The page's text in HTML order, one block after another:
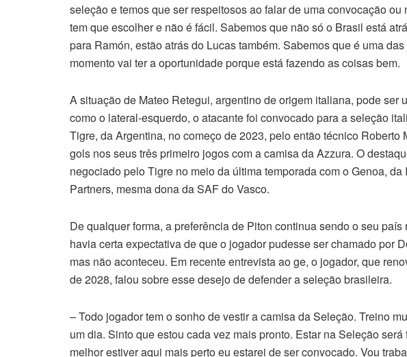
seleção e temos que ser respeitosos ao falar de uma convocação
tem que escolher e não é fácil. Sabemos que não só o Brasil está
para Ramón, estão atrás do Lucas também. Sabemos que é uma
momento vai ter a oportunidade porque está fazendo as coisas bem.
A situação de Mateo Retegui, argentino de origem italiana, pode ser
como o lateral-esquerdo, o atacante foi convocado para a seleção
Tigre, da Argentina, no começo de 2023, pelo então técnico
gols nos seus três primeiro jogos com a camisa da Azzura. O
negociado pelo Tigre no meio da última temporada com o Genoa,
Partners, mesma dona da SAF do Vasco.
De qualquer forma, a preferência de Piton continua sendo o seu
havia certa expectativa de que o jogador pudesse ser chamado por
mas não aconteceu. Em recente entrevista ao ge, o jogador, que
de 2028, falou sobre esse desejo de defender a seleção brasileira.
– Todo jogador tem o sonho de vestir a camisa da Seleção. Treino
um dia. Sinto que estou cada vez mais pronto. Estar na Seleção
melhor estiver aqui mais perto eu estarei de ser convocado. Vou